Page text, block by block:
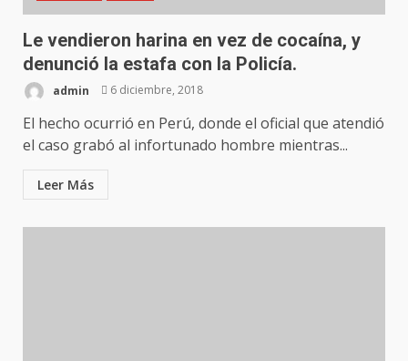
Le vendieron harina en vez de cocaína, y
denunció la estafa con la Policía.
admin 6 diciembre, 2018
El hecho ocurrió en Perú, donde el oficial que atendió
el caso grabó al infortunado hombre mientras...
Leer Más